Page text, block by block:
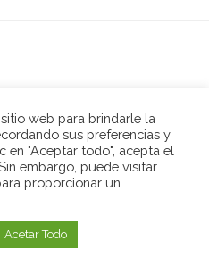
web para brindarle la
sus preferencias y
en "Aceptar todo", acepta el
embargo, puede visitar
proporcionar un
Acetar Todo